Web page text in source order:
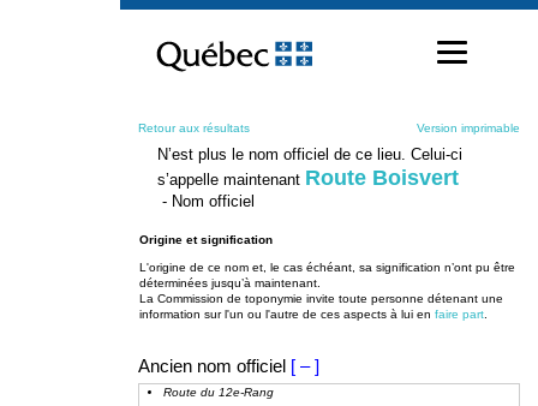
contenu
Retour aux résultats Version imprimable
N’est plus le nom officiel de ce lieu. Celui-ci
s’appelle maintenant Route Boisvert
- Nom officiel
Origine et signification
L'origine de ce nom et, le cas échéant, sa signification n’ont pu être
déterminées jusqu’à maintenant.
La Commission de toponymie invite toute personne détenant une
information sur l'un ou l'autre de ces aspects à lui en faire part
Ancien nom officiel [ – ]
Route du 12e-Rang